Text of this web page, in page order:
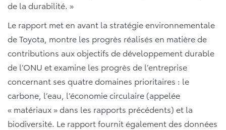
de la durabilité. »
Le rapport met en avant la stratégie environnementale
de Toyota, montre les progrès réalisés en matière de
contributions aux objectifs de développement durable
de l’ONU et examine les progrès de l’entreprise
concernant ses quatre domaines prioritaires : le
carbone, l’eau, l’économie circulaire (appelée
« matériaux » dans les rapports précédents) et la
biodiversité. Le rapport fournit également des données